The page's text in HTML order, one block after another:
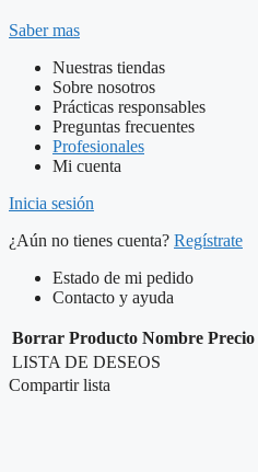
Saber mas
Nuestras tiendas
Sobre nosotros
Prácticas responsables
Preguntas frecuentes
Profesionales
Mi cuenta
Inicia sesión
¿Aún no tienes cuenta? Regístrate
Estado de mi pedido
Contacto y ayuda
Borrar Producto Nombre Precio
LISTA DE DESEOS
Compartir lista